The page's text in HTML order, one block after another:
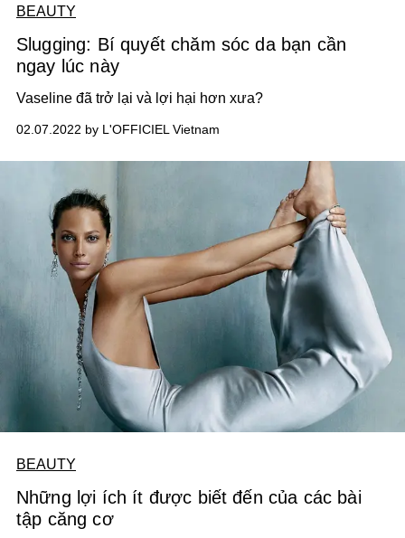
BEAUTY
Slugging: Bí quyết chăm sóc da bạn cần
ngay lúc này
Vaseline đã trở lại và lợi hại hơn xưa?
02.07.2022 by L'OFFICIEL Vietnam
BEAUTY
Những lợi ích ít được biết đến của các bài
tập căng cơ